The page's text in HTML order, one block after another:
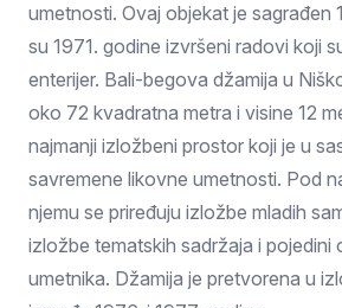
umetnosti. Ovaj objekat je sagrađen
su 1971. godine izvršeni radovi koji
enterijer. Bali-begova džamija u
oko 72 kvadratna metra i visine 12
najmanji izložbeni prostor koji je u
savremene likovne umetnosti. Pod
njemu se priređuju izložbe mladih
izložbe tematskih sadržaja i pojedini
umetnika. Džamija je pretvorena u